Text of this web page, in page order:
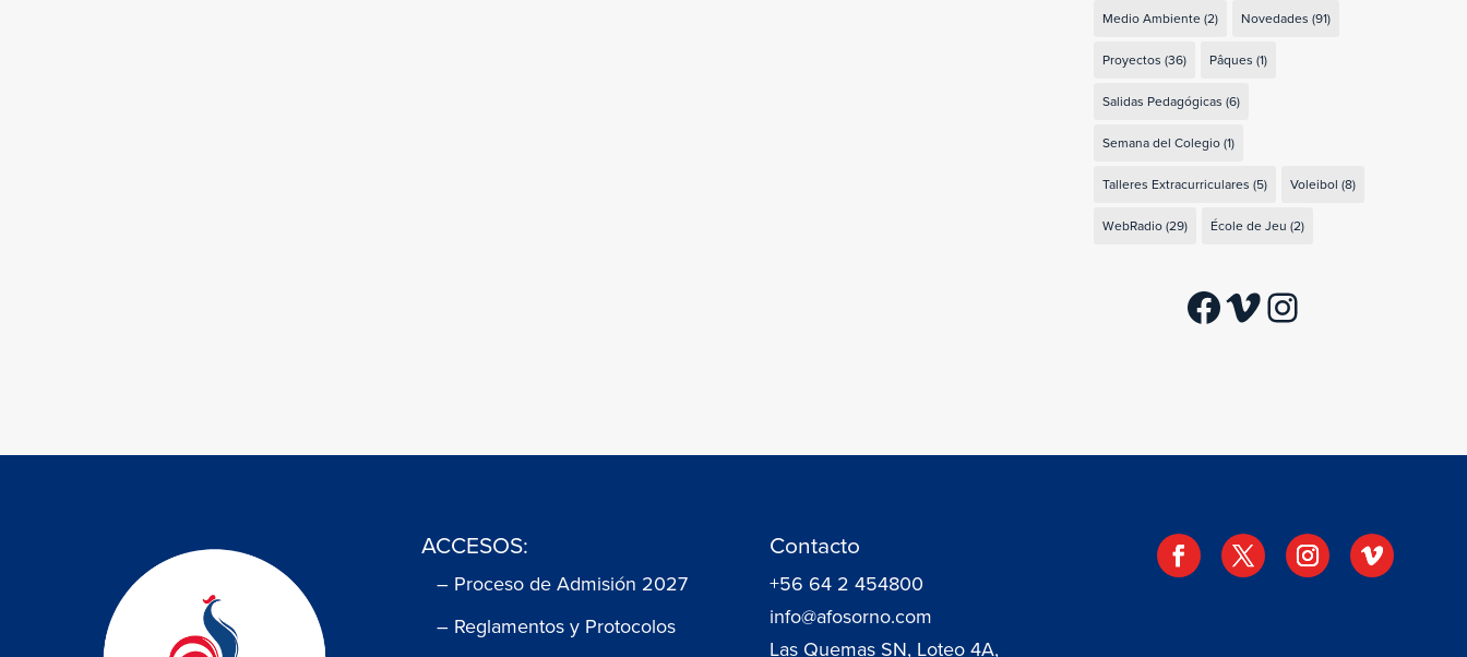
Medio Ambiente(2) Novedades (91)
Proyectos (36) Pâques (1)
Salidas Pedagógicas (6)
Semana del Colegio(1)
Talleres Extracurriculares (5) Voleibol (8)
WebRadio(29) École de Jeu (2)
Facebook
VimeoInstagram
ACCESOS:
– Proceso de Admisión 2027
– Reglamentos y Protocolos
Contacto
+56 64 2 454800
info@afosorno.com
Las Quemas SN, Loteo 4A,